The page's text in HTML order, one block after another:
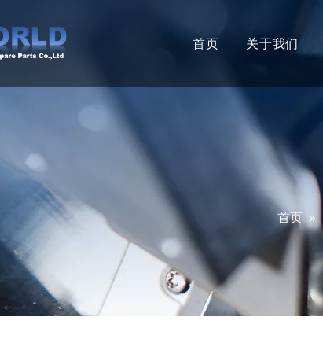
首页 关于我们
测试和认证
首页 »